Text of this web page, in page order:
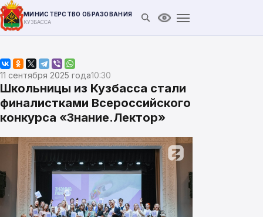
МИНИСТЕРСТВО ОБРАЗОВАНИЯ
КУЗБАССА Открыть поиск
Версия для
11 сентября 2025 года10:30
Школьницы из Кузбасса стали
финалистками Всероссийского
конкурса «Знание.Лектор»